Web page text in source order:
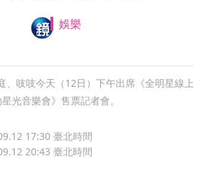
娛樂
、吱吱今天（12日）下午出席《全明星線上
光音樂會》售票記者會。
17:30 臺北時間
20:43 臺北時間